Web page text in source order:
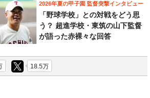
2026年夏の甲子園 監督突撃インタビュー
「野球学校」との対戦をどう思
う？ 超進学校・東筑の山下監督
が語った赤裸々な回答
18.5万